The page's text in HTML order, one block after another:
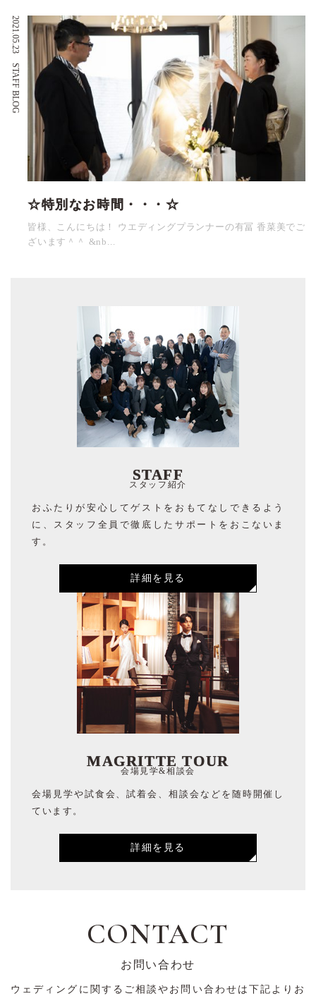
2021.05.23
STAFF BLOG
☆特別なお時間・・・☆
皆様、こんにちは！ ウエディングプランナーの有冨 香菜美でご
ざいます＾＾ &nb...
STAFF
スタッフ紹介
おふたりが安心してゲストをおもてなしできるよう
に、スタッフ全員で徹底したサポートをおこないま
す。
詳細を見る
MAGRITTE TOUR
会場見学&相談会
会場見学や試食会、試着会、相談会などを随時開催し
ています。
詳細を見る
CONTACT
お問い合わせ
ウェディングに関するご相談やお問い合わせは下記よりお